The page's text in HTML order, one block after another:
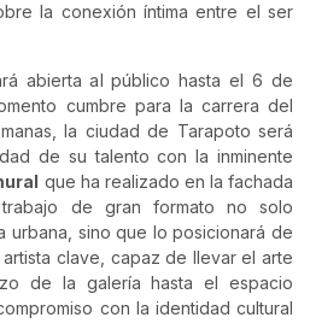
la conexión íntima entre el ser
abierta al público hasta el 6 de
cumbre para la carrera del
la ciudad de Tarapoto será
de su talento con la inminente
que ha realizado en la fachada
de gran formato no solo
urbana, sino que lo posicionará de
clave, capaz de llevar el arte
de la galería hasta el espacio
con la identidad cultural